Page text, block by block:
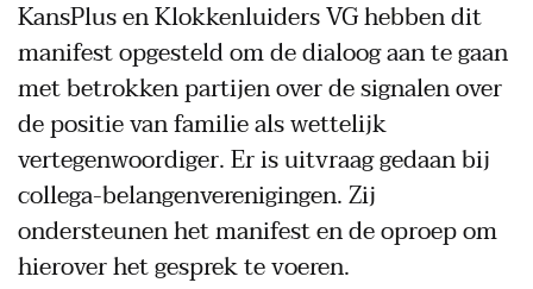
KansPlus en Klokkenluiders VG hebben dit
manifest opgesteld om de dialoog aan te gaan
met betrokken partijen over de signalen over
de positie van familie als wettelijk
vertegenwoordiger. Er is uitvraag gedaan bij
collega-belangenverenigingen. Zij
ondersteunen het manifest en de oproep om
hierover het gesprek te voeren.